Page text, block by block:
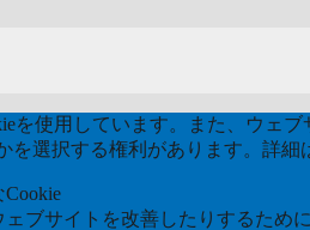
使用しています。また、ウェ
を選択する権利があります。詳細
ブサイトを改善したりするため